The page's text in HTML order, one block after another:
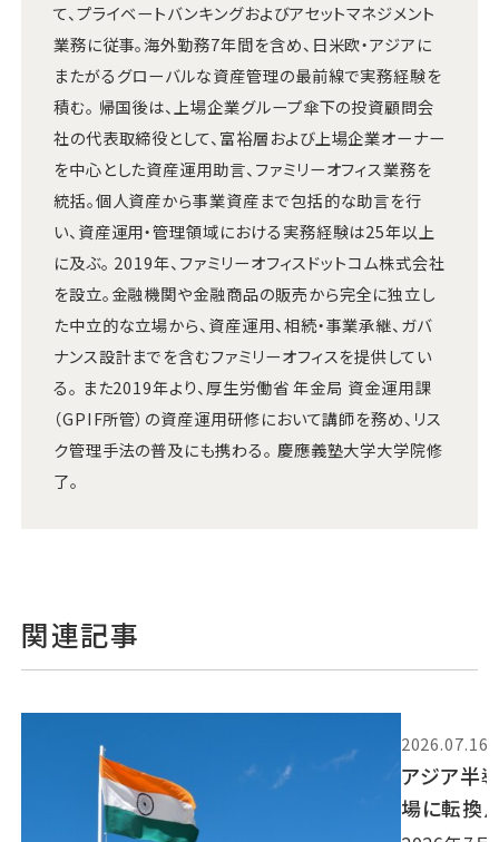
て、プライベートバンキングおよびアセットマネジメント
業務に従事。海外勤務7年間を含め、日米欧・アジアに
またがるグローバルな資産管理の最前線で実務経験を
積む。 帰国後は、上場企業グループ傘下の投資顧問会
社の代表取締役として、富裕層および上場企業オーナー
を中心とした資産運用助言、ファミリーオフィス業務を
統括。個人資産から事業資産まで包括的な助言を行
い、資産運用・管理領域における実務経験は25年以上
に及ぶ。 2019年、ファミリーオフィスドットコム株式会社
を設立。金融機関や金融商品の販売から完全に独立し
た中立的な立場から、資産運用、相続・事業承継、ガバ
ナンス設計までを含むファミリーオフィスを提供してい
る。 また2019年より、厚生労働省 年金局 資金運用課
（GPIF所管）の資産運用研修において講師を務め、リス
ク管理手法の普及にも携わる。 慶應義塾大学大学院修
了。
関連記事
2026.07.16
アジア半
場に転換